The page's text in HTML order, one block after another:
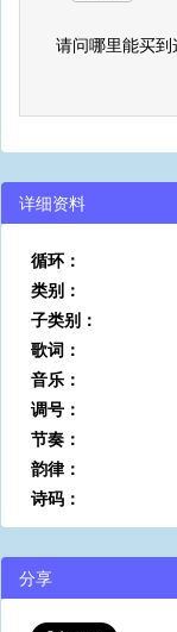
请问哪里能买到
详细资料
循环：
类别：
子类别：
歌词：
音乐：
调号：
节奏：
韵律：
诗码：
分享